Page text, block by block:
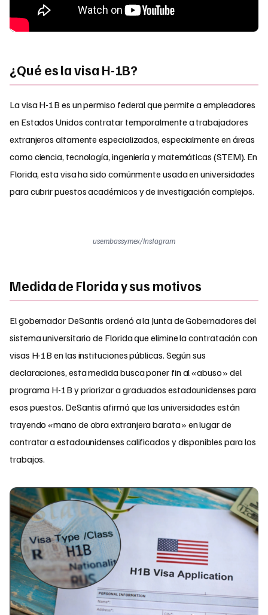
¿Qué es la visa H-1B?
La visa H-1B es un permiso federal que permite a empleadores
en Estados Unidos contratar temporalmente a trabajadores
extranjeros altamente especializados, especialmente en áreas
como ciencia, tecnología, ingeniería y matemáticas (STEM). En
Florida, esta visa ha sido comúnmente usada en universidades
para cubrir puestos académicos y de investigación complejos.
usembassymex/Instagram
Medida de Florida y sus motivos
El gobernador DeSantis ordenó a la Junta de Gobernadores del
sistema universitario de Florida que elimine la contratación con
visas H-1B en las instituciones públicas. Según sus
declaraciones, esta medida busca poner fin al «abuso» del
programa H-1B y priorizar a graduados estadounidenses para
esos puestos. DeSantis afirmó que las universidades están
trayendo «mano de obra extranjera barata» en lugar de
contratar a estadounidenses calificados y disponibles para los
trabajos.